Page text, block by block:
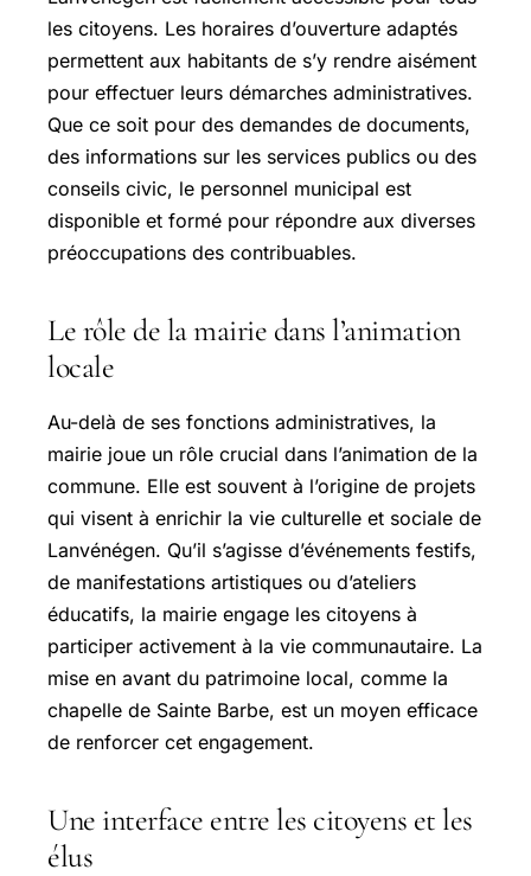
les citoyens. Les horaires d’ouverture adaptés
permettent aux habitants de s’y rendre aisément
pour effectuer leurs démarches administratives.
Que ce soit pour des demandes de documents,
des informations sur les services publics ou des
conseils civic, le personnel municipal est
disponible et formé pour répondre aux diverses
préoccupations des contribuables.
Le rôle de la mairie dans l’animation
locale
Au-delà de ses fonctions administratives, la
mairie joue un rôle crucial dans l’animation de la
commune. Elle est souvent à l’origine de projets
qui visent à enrichir la vie culturelle et sociale de
Lanvénégen. Qu’il s’agisse d’événements festifs,
de manifestations artistiques ou d’ateliers
éducatifs, la mairie engage les citoyens à
participer activement à la vie communautaire. La
mise en avant du patrimoine local, comme la
chapelle de Sainte Barbe, est un moyen efficace
de renforcer cet engagement.
Une interface entre les citoyens et les
élus